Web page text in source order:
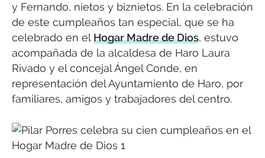
y Fernando, nietos y biznietos. En la celebración
de este cumpleaños tan especial, que se ha
celebrado en elHogar Madre de Dios, estuvo
acompañada de la alcaldesa de Haro Laura
Rivado y el concejal Ángel Conde, en
representación del Ayuntamiento de Haro, por
familiares, amigos y trabajadores del centro.